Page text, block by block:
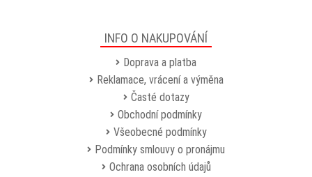
INFO O NAKUPOVÁNÍ
Doprava a platba
Reklamace, vrácení a výměna
Časté dotazy
Obchodní podmínky
Všeobecné podmínky
Podmínky smlouvy o pronájmu
Ochrana osobních údajů